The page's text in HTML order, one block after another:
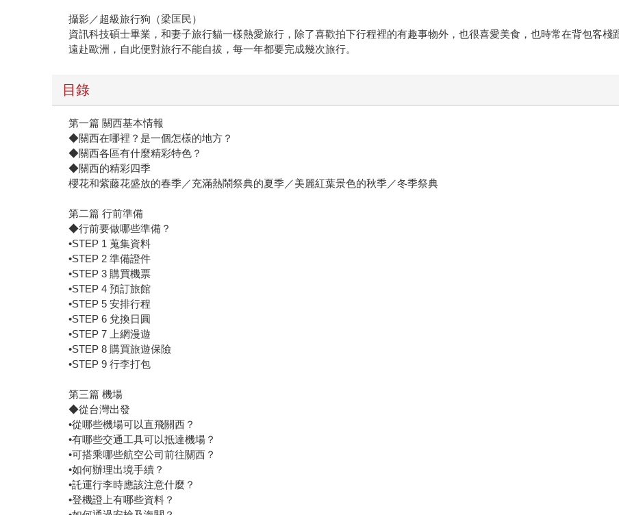
攝影／超級旅行狗（梁匡民）
資訊科技碩士畢業，和妻子旅行貓一樣熱愛旅行，除了喜歡拍下行程裡的有趣事物外，也很喜愛美食，也時常在背包客
遠赴歐洲，自此便對旅行不能自拔，每一年都要完成幾次旅行。
目錄
第一篇 關西基本情報
◆關西在哪裡？是一個怎樣的地方？
◆關西各區有什麼精彩特色？
◆關西的精彩四季
櫻花和紫藤花盛放的春季／充滿熱鬧祭典的夏季／美麗紅葉景色的秋季／冬季祭典
第二篇 行前準備
◆行前要做哪些準備？
•STEP 1 蒐集資料
•STEP 2 準備證件
•STEP 3 購買機票
•STEP 4 預訂旅館
•STEP 5 安排行程
•STEP 6 兌換日圓
•STEP 7 上網漫遊
•STEP 8 購買旅遊保險
•STEP 9 行李打包
第三篇 機場
◆從台灣出發
•從哪些機場可以直飛關西？
•有哪些交通工具可以抵達機場？
•可搭乘哪些航空公司前往關西？
•如何辦理出境手續？
•託運行李時應該注意什麼？
•登機證上有哪些資料？